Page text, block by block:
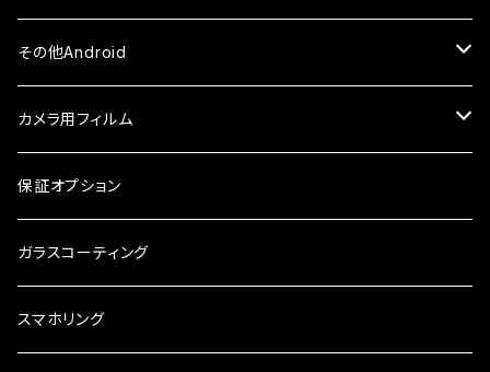
ケース・カバー
ガラスフィルム
ケース・カバー
ケース
ガラスフィルム
ケース
iPhone8Plus
ガラスフィルム
ケース
ケース
セラミックフィルム
ケース
ガラスフィルム
その他Android
AQUOS
ガラスフィルム
arrows
ガラスフィルム
シンプルスマホ
ガラスフィルム
らくらくスマホ
カメラ用フィルム
iPhone
iPhone17e
iPhone17ProMax
Android
保証オプション
ガラスコーティング
スマホリング